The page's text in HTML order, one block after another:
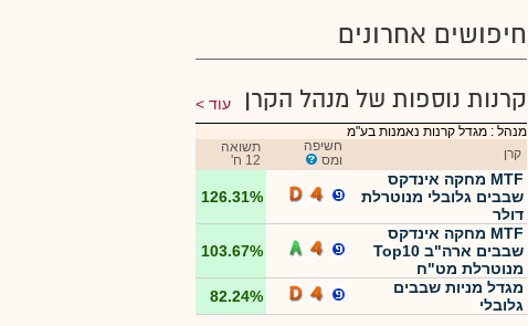
חיפושים אחרונים
קרנות נוספות של מנהל הקרן עוד
מנהל : מגדל קרנות נאמנות בע"מ
קרן
חשיפה
ומס
תשואה
12 ח'
MTF מחקה אינדקס
שבבים גלובלי מנוטרלת
דולר
126.31%
MTF מחקה אינדקס
שבבים ארה"ב Top10
מנוטרלת מט"ח
103.67%
מגדל מניות שבבים
גלובלי
82.24%